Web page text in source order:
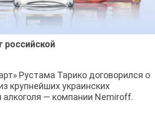
российской
Рустама Тарико договорился о
крупнейших украинских
алкоголя — компании Nemiroff.